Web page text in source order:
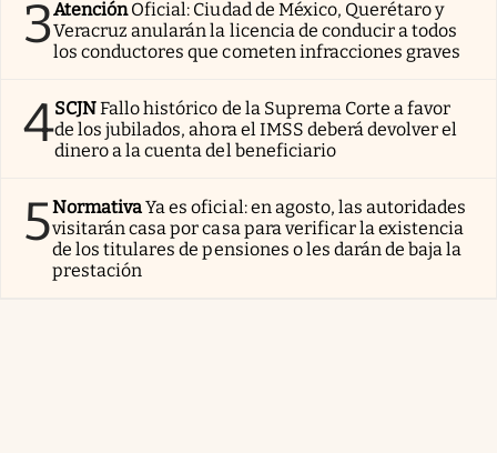
3AtenciónOficial: Ciudad de México, Querétaro y
Veracruz anularán la licencia de conducir a todos
los conductores que cometen infracciones graves
4SCJNFallo histórico de la Suprema Corte a favor
de los jubilados, ahora el IMSS deberá devolver el
dinero a la cuenta del beneficiario
5NormativaYa es oficial: en agosto, las autoridades
visitarán casa por casa para verificar la existencia
de los titulares de pensiones o les darán de baja la
prestación